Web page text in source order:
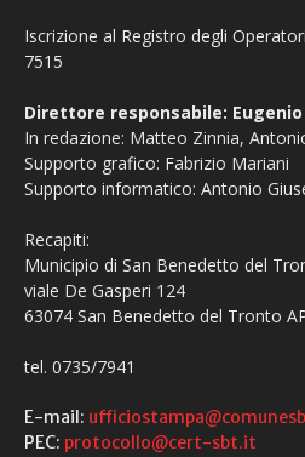
Iscrizione al Registro degli
7515
Direttore responsabile:
In redazione: Matteo Zinnia,
Supporto grafico: Fabrizio Mariani
Supporto informatico: Antonio
Recapiti:
Municipio di San Benedetto del
viale De Gasperi 124
63074 San Benedetto del Tronto
tel. 0735/7941
E-mail:
PEC: protocollo@cert-sbt.it